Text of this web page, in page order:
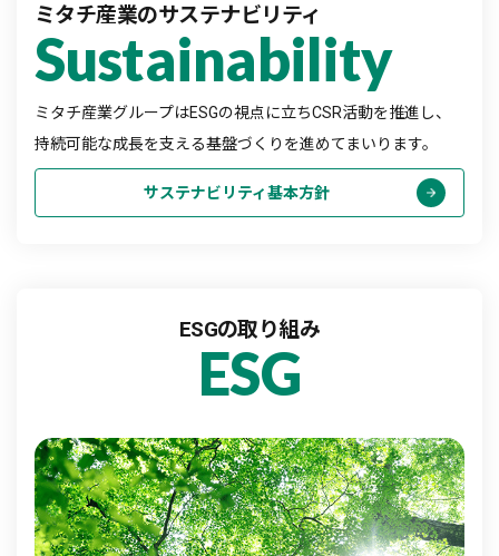
ミタチ産業のサステナビリティ
Sustainability
ミタチ産業グループはESGの視点に立ちCSR活動を推進し、
持続可能な成長を支える基盤づくりを進めてまいります。
サステナビリティ基本方針
ESGの取り組み
ESG